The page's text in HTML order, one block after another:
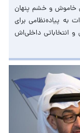
خاموش و خشم پنهان
به پیاده‌نظامی برای
و انتخاباتی داخلی‌اش